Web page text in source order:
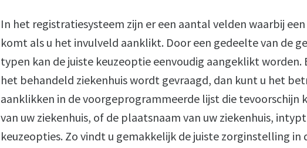
In het registratiesysteem zijn er een aantal velden waarbij
komt als u het invulveld aanklikt. Door een gedeelte van de
typen kan de juiste keuzeoptie eenvoudig aangeklikt
het behandeld ziekenhuis wordt gevraagd, dan kunt u het
aanklikken in de voorgeprogrammeerde lijst die tevoorschijn
van uw ziekenhuis, of de plaatsnaam van uw ziekenhuis,
keuzeopties. Zo vindt u gemakkelijk de juiste zorginstelling in